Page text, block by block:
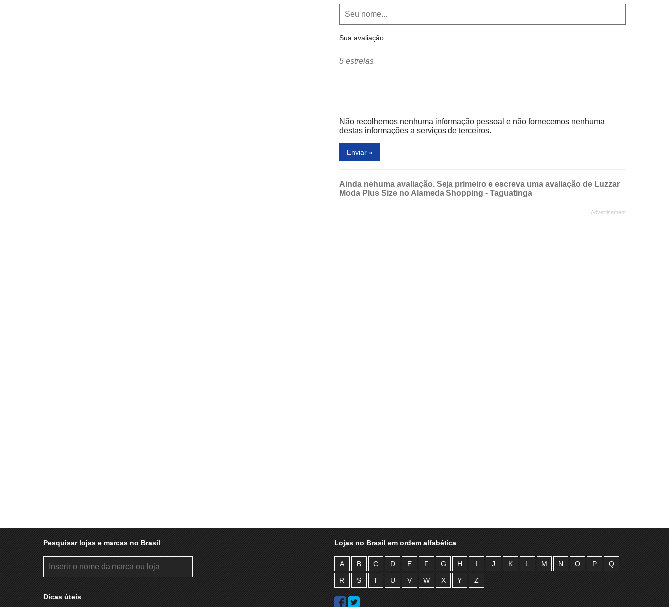
Sua avaliação
5 estrelas
Não recolhemos nenhuma informação pessoal e não fornecemos nenhuma
destas informações a serviços de terceiros.
Enviar »
Ainda nehuma avaliação. Seja primeiro e escreva uma avaliação de Luzzar
Moda Plus Size no Alameda Shopping - Taguatinga
Pesquisar lojas e marcas no Brasil
Dicas úteis
Lojas no Brasil em ordem alfabética
A B C D E F G H I J K L M N O P Q
R S T U V W X Y Z